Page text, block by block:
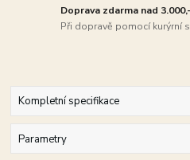
Doprava zdarma nad
Při dopravě pomocí kurýrní
Kompletní specifikace
Parametry